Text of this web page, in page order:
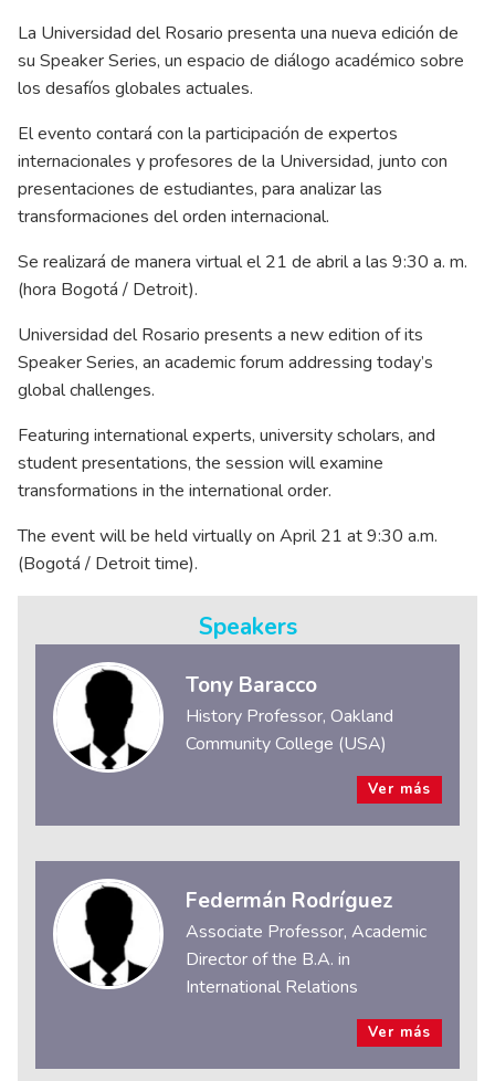
La Universidad del Rosario presenta una nueva edición de
su Speaker Series, un espacio de diálogo académico sobre
los desafíos globales actuales.
El evento contará con la participación de expertos
internacionales y profesores de la Universidad, junto con
presentaciones de estudiantes, para analizar las
transformaciones del orden internacional.
Se realizará de manera virtual el 21 de abril a las 9:30 a. m.
(hora Bogotá / Detroit).
Universidad del Rosario presents a new edition of its
Speaker Series, an academic forum addressing today’s
global challenges.
Featuring international experts, university scholars, and
student presentations, the session will examine
transformations in the international order.
The event will be held virtually on April 21 at 9:30 a.m.
(Bogotá / Detroit time).
Speakers
Tony Baracco
History Professor, Oakland
Community College (USA)
Ver más
Federmán Rodríguez
Associate Professor, Academic
Director of the B.A. in
International Relations
Ver más